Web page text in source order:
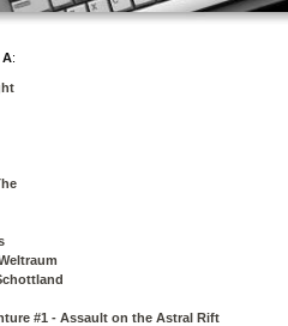
A:
#1 - Assault on the Astral Rift